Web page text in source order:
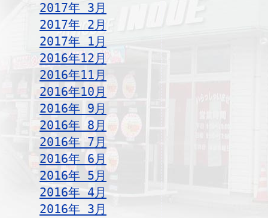
2017年 3月
2017年 2月
2017年 1月
2016年12月
2016年11月
2016年10月
2016年 9月
2016年 8月
2016年 7月
2016年 6月
2016年 5月
2016年 4月
2016年 3月